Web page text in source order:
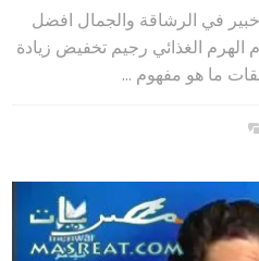
في الرشاقة والجمال افضل
الهرم الغذائي رجيم تخفيض زيادة
ما هو مفهوم ...